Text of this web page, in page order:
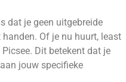
dat je geen uitgebreide
Of je nu huurt, least
Dit betekent dat je
jouw specifieke